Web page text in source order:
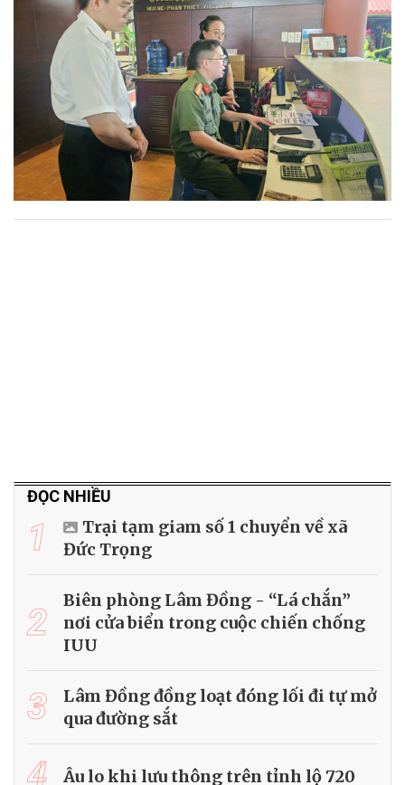
ĐỌC NHIỀU
1
Trại tạm giam số 1 chuyển về xã
Đức Trọng
2
Biên phòng Lâm Đồng - “Lá chắn”
nơi cửa biển trong cuộc chiến chống
IUU
3
Lâm Đồng đồng loạt đóng lối đi tự mở
qua đường sắt
4 Âu lo khi lưu thông trên tỉnh lộ 720